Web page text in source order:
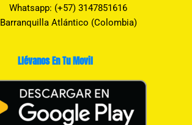
Whatsapp: (+57) 3147851616
Barranquilla Atlántico (Colombia)
Llévanos En Tu Movil